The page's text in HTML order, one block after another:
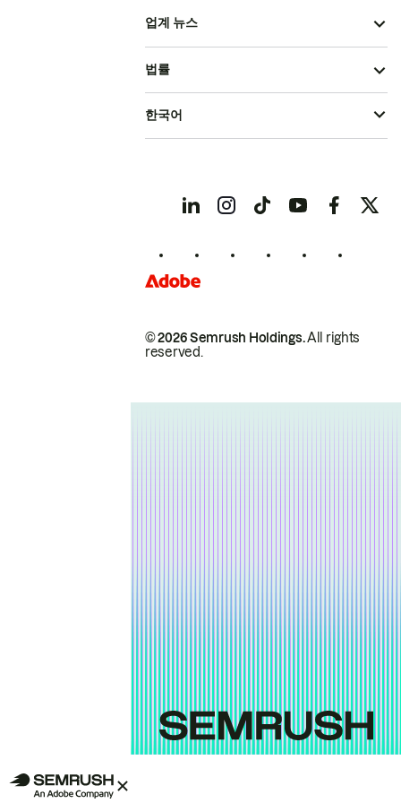
업계 뉴스
© 2026 Semrush Holdings.All rights
reserved.
법률
한국어